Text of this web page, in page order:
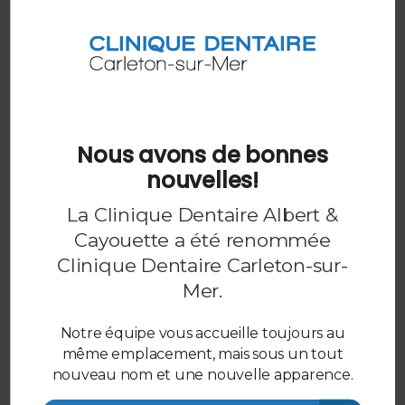
Si vous avez une carie, vous avez besoin d'une
obturation. Nos dentistes de Carleton-sur-Mer
peuvent vous donner des conseils sur ce qu'il
convient ou non de faire après une obturation,
également appelée « plombage ».
EN SAVOIR PLUS
Les appareils dentaires peuvent aider à traiter
l'apnée du sommeil
Nous avons de bonnes
nouvelles!
La Clinique Dentaire Albert &
Cayouette a été renommée
Clinique Dentaire Carleton-sur-
Mer.
Notre équipe vous accueille toujours au
même emplacement, mais sous un tout
nouveau nom et une nouvelle apparence.